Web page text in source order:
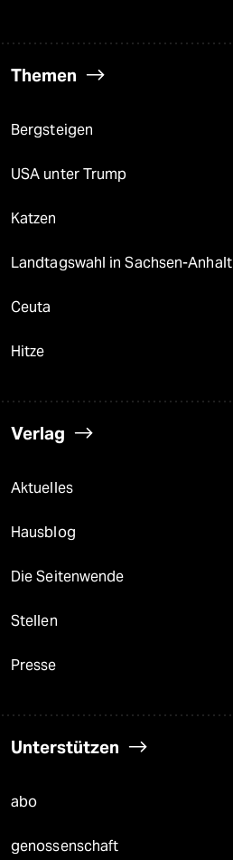
Themen
Bergsteigen
USA unter Trump
Katzen
Landtagswahl in Sachsen-Anhalt
Ceuta
Hitze
Verlag
Aktuelles
Hausblog
Die Seitenwende
Stellen
Presse
Unterstützen
abo
genossenschaft